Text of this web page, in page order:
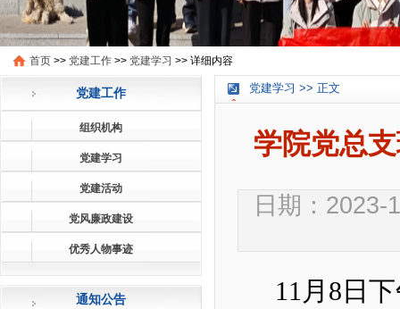
首页 >> 党建工作 >> 党建学习 >> 详细内容
党建工作
组织机构
党建学习
党建活动
党风廉政建设
优秀人物事迹
通知公告
党建学习 >> 正文
学院党总
日期：
11月 8 日